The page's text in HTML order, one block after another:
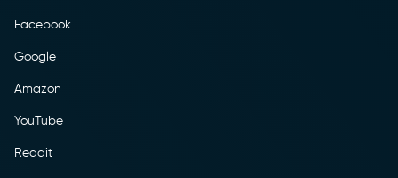
Facebook
Google
Amazon
YouTube
Reddit